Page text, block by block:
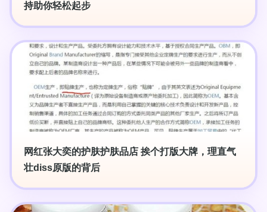
持助你轻松起步
网红张大奕的护肤护肤品店 挨个打版大牌，理直气
壮diss原版的背后